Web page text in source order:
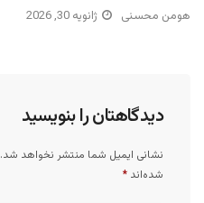
هومن محسنی ژانویه 30, 2026
دیدگاهتان را بنویسید
نشانی ایمیل شما منتشر نخواهد شد.
شده‌اند *